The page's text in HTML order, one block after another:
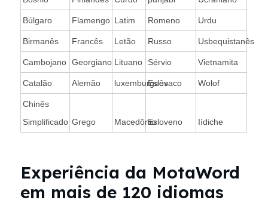
Búlgaro Flamengo Latim Romeno Urdu
Birmanês Francês Letão Russo Usbequistanês
Cambojano Georgiano Lituano Sérvio Vietnamita
Catalão Alemão luxemburguês
Eslovaco Wolof
Chinês
Simplificado Grego MacedônioEsloveno Iídiche
Experiência da MotaWord
em mais de 120 idiomas